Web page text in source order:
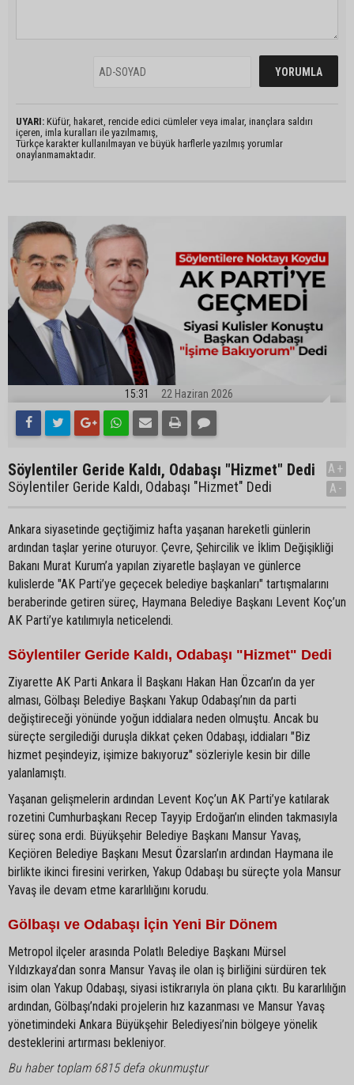
UYARI: Küfür, hakaret, rencide edici cümleler veya imalar, inançlara saldırı
içeren, imla kuralları ile yazılmamış,
Türkçe karakter kullanılmayan ve büyük harflerle yazılmış yorumlar
onaylanmamaktadır.
15:31 22 Haziran 2026
Söylentiler Geride Kaldı, Odabaşı "Hizmet" Dedi
Söylentiler Geride Kaldı, Odabaşı "Hizmet" Dedi
A+
A-
Ankara siyasetinde geçtiğimiz hafta yaşanan hareketli günlerin
ardından taşlar yerine oturuyor. Çevre, Şehircilik ve İklim Değişikliği
Bakanı Murat Kurum’a yapılan ziyaretle başlayan ve günlerce
kulislerde "AK Parti’ye geçecek belediye başkanları" tartışmalarını
beraberinde getiren süreç, Haymana Belediye Başkanı Levent Koç’un
AK Parti’ye katılımıyla neticelendi.
Söylentiler Geride Kaldı, Odabaşı "Hizmet" Dedi
Ziyarette AK Parti Ankara İl Başkanı Hakan Han Özcan’ın da yer
alması, Gölbaşı Belediye Başkanı Yakup Odabaşı’nın da parti
değiştireceği yönünde yoğun iddialara neden olmuştu. Ancak bu
süreçte sergilediği duruşla dikkat çeken Odabaşı, iddiaları "Biz
hizmet peşindeyiz, işimize bakıyoruz" sözleriyle kesin bir dille
yalanlamıştı.
Yaşanan gelişmelerin ardından Levent Koç’un AK Parti’ye katılarak
rozetini Cumhurbaşkanı Recep Tayyip Erdoğan’ın elinden takmasıyla
süreç sona erdi. Büyükşehir Belediye Başkanı Mansur Yavaş,
Keçiören Belediye Başkanı Mesut Özarslan’ın ardından Haymana ile
birlikte ikinci firesini verirken, Yakup Odabaşı bu süreçte yola Mansur
Yavaş ile devam etme kararlılığını korudu.
Gölbaşı ve Odabaşı İçin Yeni Bir Dönem
Metropol ilçeler arasında Polatlı Belediye Başkanı Mürsel
Yıldızkaya’dan sonra Mansur Yavaş ile olan iş birliğini sürdüren tek
isim olan Yakup Odabaşı, siyasi istikrarıyla ön plana çıktı. Bu kararlılığın
ardından, Gölbaşı’ndaki projelerin hız kazanması ve Mansur Yavaş
yönetimindeki Ankara Büyükşehir Belediyesi’nin bölgeye yönelik
desteklerini artırması bekleniyor.
Bu haber toplam 6815 defa okunmuştur